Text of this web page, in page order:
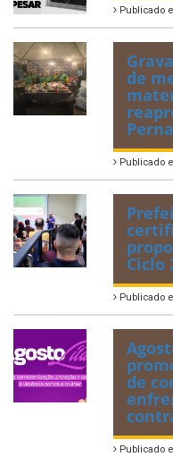
Publicado
de
Publicado
Ciclo
Publicado
de
Publicado